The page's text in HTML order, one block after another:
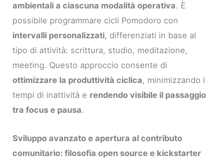
ambientali a ciascuna modalità operativa. È
possibile programmare cicli Pomodoro con
intervalli personalizzati, differenziati in base al
tipo di attività: scrittura, studio, meditazione,
meeting. Questo approccio consente di
ottimizzare la produttività ciclica, minimizzando i
tempi di inattività e rendendo visibile il passaggio
tra focus e pausa.
Sviluppo avanzato e apertura al contributo
comunitario: filosofia open source e kickstarter